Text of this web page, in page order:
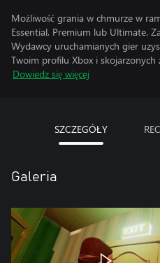
Możliwość grania w chmurze w
Essential, Premium lub Ultimate.
Wydawcy uruchamianych gier
Twoim profilu Xbox i skojarzonych
Dowiedz się więcej
SZCZEGÓŁY
Galeria